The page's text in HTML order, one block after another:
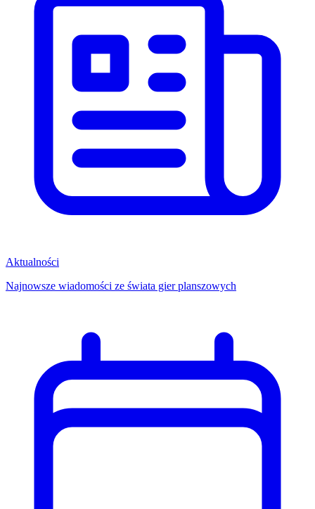
Aktualności
Najnowsze wiadomości ze świata gier planszowych